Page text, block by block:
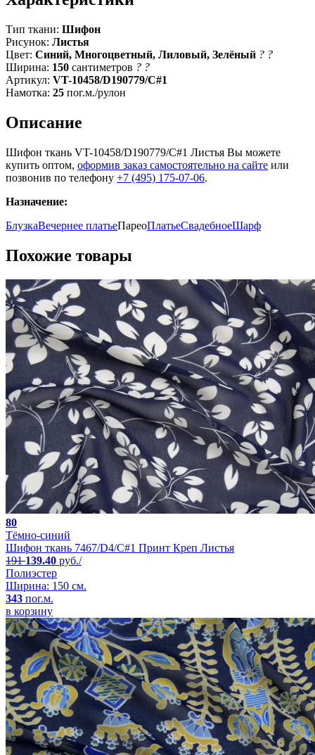
Тип ткани: Шифон
Рисунок: Листья
Цвет: Синий, Многоцветный, Лиловый, Зелёный ? ?
Ширина: 150 сантиметров ? ?
Артикул: VT-10458/D190779/C#1
Намотка: 25 пог.м./рулон
Описание
Шифон ткань VT-10458/D190779/C#1 Листья Вы можете
купить оптом, оформив заказ самостоятельно на сайте или
позвонив по телефону +7 (495) 175-07-06.
Назначение:
БлузкаВечернее платьеПареоПлатьеСвадебноеШарф
Похожие товары
80
Тёмно-синий
Шифон ткань 7467/D4/C#1 Принт Креп Листья
191139.40 руб./
Полиэстер
Ширина: 150 см.
343 пог.м.
в корзину